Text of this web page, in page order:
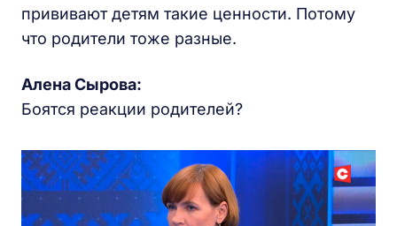
прививают детям такие ценности. Потому
что родители тоже разные.
Алена Сырова:
Боятся реакции родителей?